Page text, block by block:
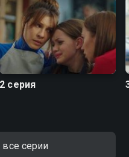
2 серия
все серии